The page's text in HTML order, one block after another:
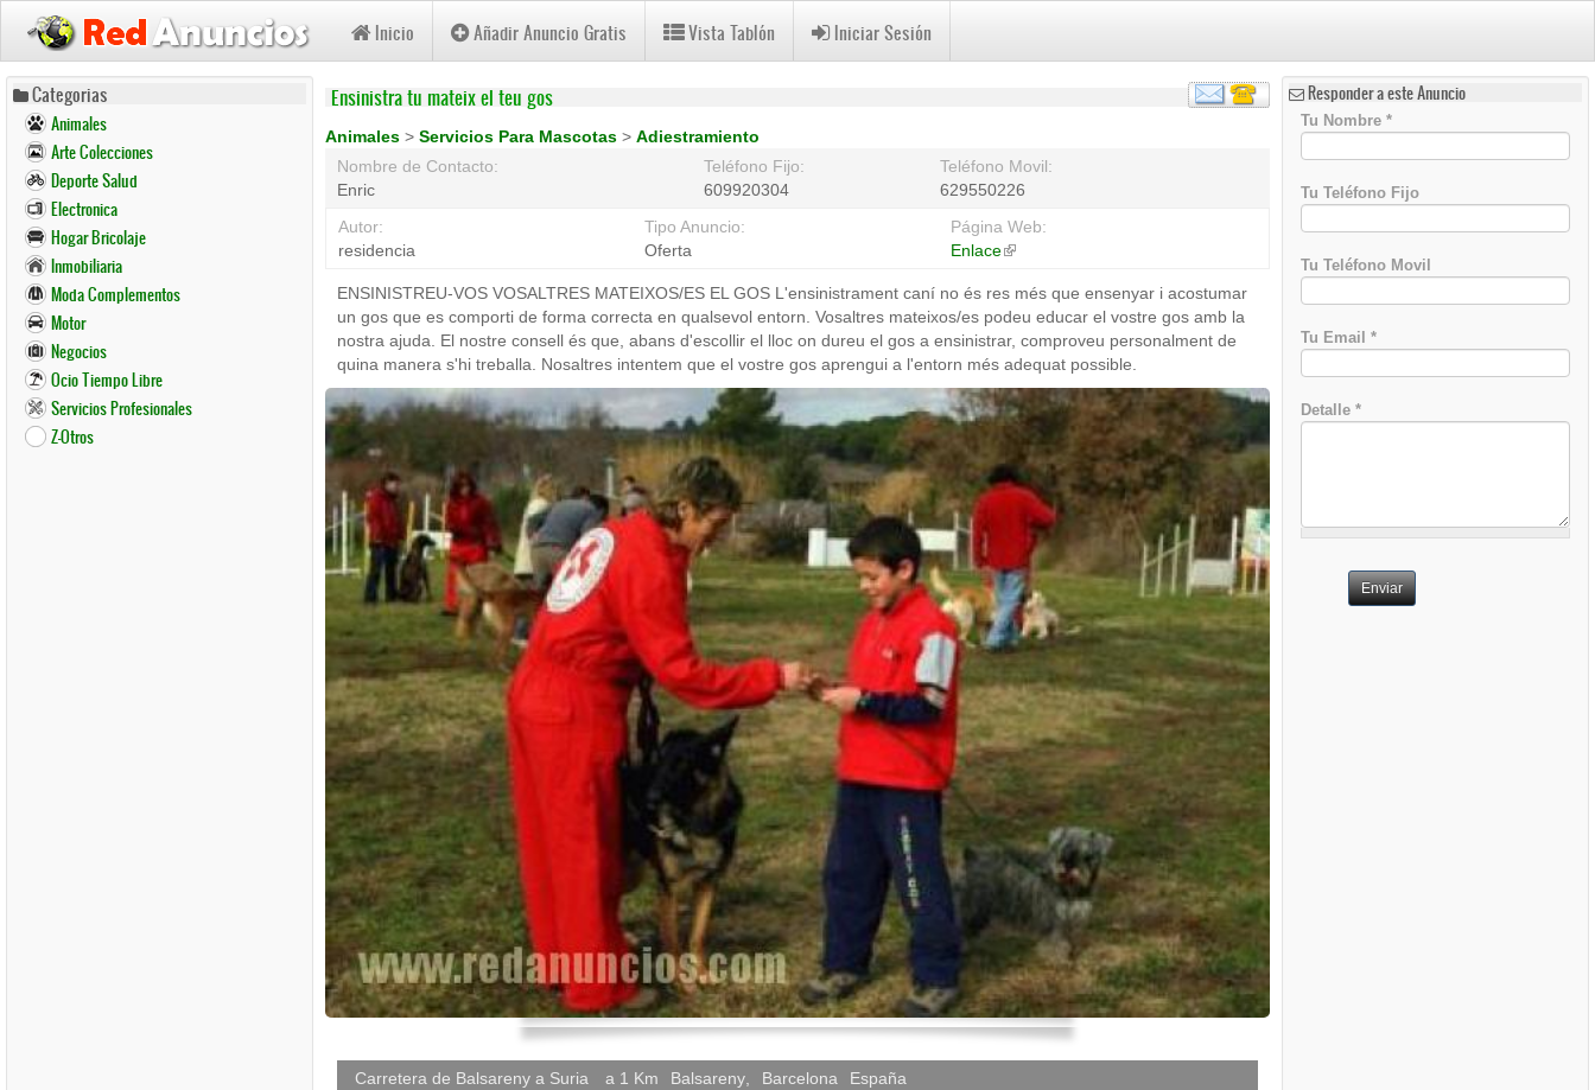
Pasar
contenido
principal
Inicio Añadir Anuncio Gratis Vista Tablón Iniciar Sesión
Categorias
Animales
Arte Colecciones
Deporte Salud
Electronica
Hogar Bricolaje
Inmobiliaria
Moda Complementos
Motor
Negocios
Ocio Tiempo Libre
Servicios Profesionales
Z-Otros
Ensinistra tu mateix el teu gos
Animales > Servicios Para Mascotas > Adiestramiento
Nombre de Contacto:
Enric
Teléfono Fijo:
609920304
Teléfono Movil:
629550226
Autor:
residencia
Tipo Anuncio:
Oferta
Página Web:
Enlace(link
external)
ENSINISTREU-VOS VOSALTRES MATEIXOS/ES EL GOS L'ensinistrament caní no és res més que ensenyar i acostumar
un gos que es comporti de forma correcta en qualsevol entorn. Vosaltres mateixos/es podeu educar el vostre gos amb la
nostra ajuda. El nostre consell és que, abans d'escollir el lloc on dureu el gos a ensinistrar, comproveu personalment de
quina manera s'hi treballa. Nosaltres intentem que el vostre gos aprengui a l'entorn més adequat possible.
Carretera de Balsareny a Suria a 1 Km Balsareny, Barcelona España
Responder a este Anuncio
Tu Nombre*
Tu Teléfono Fijo
Tu Teléfono Movil
Tu Email*
Detalle*
Enviar